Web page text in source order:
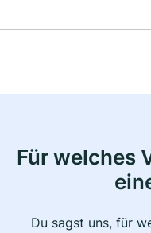
Für welches
Du sagst uns, für